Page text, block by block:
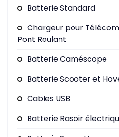
Batterie Standard
Chargeur pour
Pont Roulant
Batterie Caméscope
Batterie Scooter et
Cables USB
Batterie Rasoir